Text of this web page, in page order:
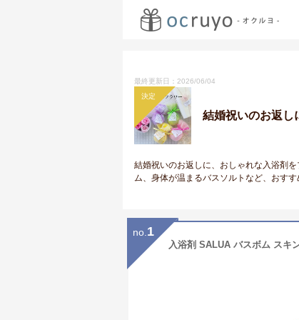
最終更新日：2026/06/04
決定
結婚祝いのお返し
結婚祝いのお返しに、おしゃれな入浴剤
ム、身体が温まるバスソルトなど、おすす
no. 1
入浴剤 SALUA バスボム スキ